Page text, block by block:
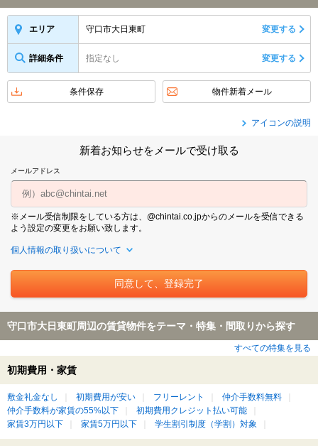
エリア 守口市大日東町 変更する
詳細条件 指定なし 変更する
条件保存 物件新着メール
アイコンの説明
新着お知らせをメールで受け取る
メールアドレス
※メール受信制限をしている方は、@chintai.co.jpからのメールを受信できる
よう設定の変更をお願い致します。
個人情報の取り扱いについて
守口市大日東町周辺の賃貸物件をテーマ・特集・間取りから探す
すべての特集を見る
初期費用・家賃
敷金礼金なし 初期費用が安い フリーレント
仲介手数料無料
仲介手数料が家賃の55%以下
初期費用クレジット払い可能
家賃3万円以下
家賃5万円以下 学生割引制度（学割）対象